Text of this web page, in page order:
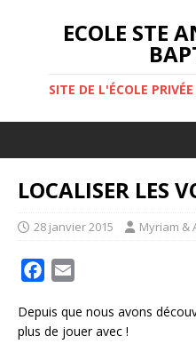
ECOLE STE
SITE DE L'ÉCOLE
LOCALISER LES
28 janvier 2015 Myriam &
c
e
a
i
Depuis que nous avons
plus de jouer avec !